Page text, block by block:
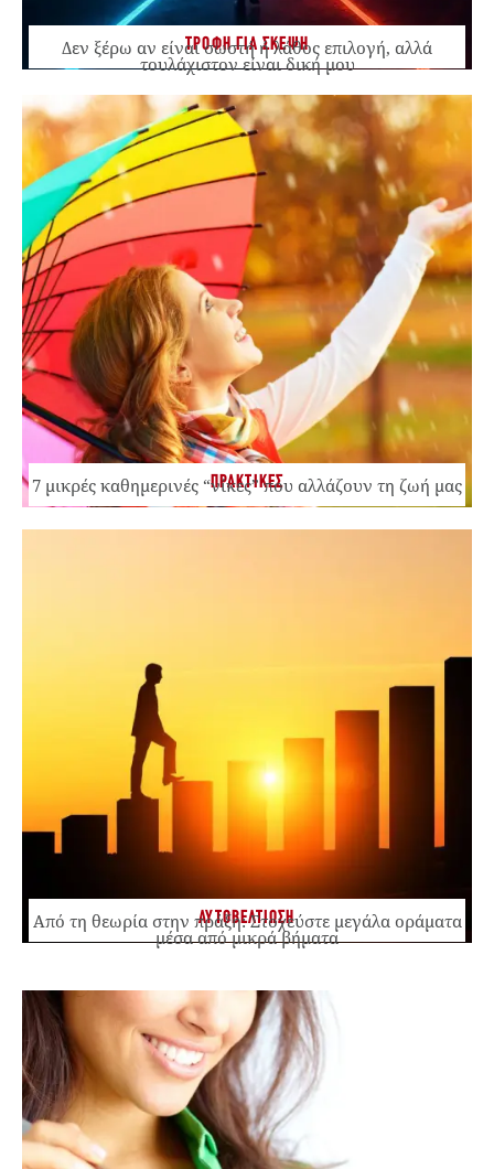
ΤΡΟΦΗ ΓΙΑ ΣΚΕΨΗ
Δεν ξέρω αν είναι σωστή ή λάθος επιλογή, αλλά
τουλάχιστον είναι δική μου
ΠΡΑΚΤΙΚΕΣ
7 μικρές καθημερινές “νίκες” που αλλάζουν τη ζωή μας
ΑΥΤΟΒΕΛΤΙΩΣΗ
Από τη θεωρία στην πράξη: Στοχεύστε μεγάλα οράματα
μέσα από μικρά βήματα